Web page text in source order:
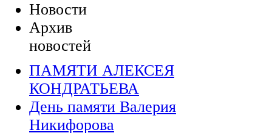
Новости
Архив
новостей
ПАМЯТИ АЛЕКСЕЯ
КОНДРАТЬЕВА
День памяти Валерия
Никифорова